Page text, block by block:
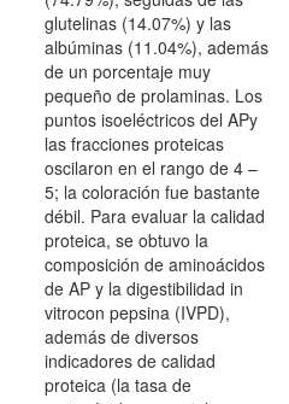
glutelinas (14.07%) y las
albúminas (11.04%), además
de un porcentaje muy
pequeño de prolaminas. Los
puntos isoeléctricos del APy
las fracciones proteicas
oscilaron en el rango de 4 –
5; la coloración fue bastante
débil. Para evaluar la calidad
proteica, se obtuvo la
composición de aminoácidos
de AP y la digestibilidad in
vitrocon pepsina (IVPD),
además de diversos
indicadores de calidad
proteica (la tasa de